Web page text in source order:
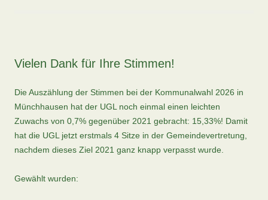
Vielen Dank für Ihre Stimmen!
Die Auszählung der Stimmen bei der Kommunalwahl 2026 in
Münchhausen hat der UGL noch einmal einen leichten
Zuwachs von 0,7% gegenüber 2021 gebracht: 15,33%! Damit
hat die UGL jetzt erstmals 4 Sitze in der Gemeindevertretung,
nachdem dieses Ziel 2021 ganz knapp verpasst wurde.
Gewählt wurden: